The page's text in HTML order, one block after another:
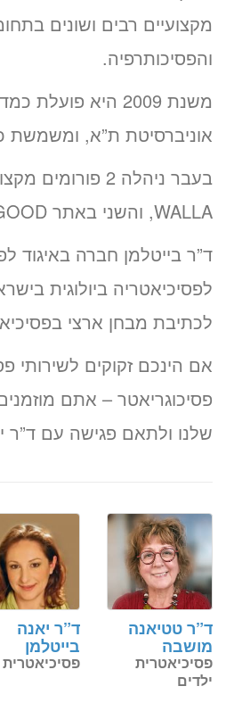
מקצועיים רבים ושונים
והפסיכותרפיה.
משנת 2009 היא
אוניברסיטת ת”א, ומשמשת
בעבר ניהלה 2
WALLA, והשני באתר I FEEL GOOD .
ד”ר בייטלמן חברה באיגוד
לפסיכיאטריה ביולוגית
לכתיבת מבחן ארצי
אם הינכם זקוקים לשירותי
פסיכוגריאטר – אתם
שלנו ולתאם פגישה עם ד”ר
ד”ר יאנה
בייטלמן
פסיכיאטרית
ד”ר טטיאנה
מושבה
פסיכיאטרית
ילדים